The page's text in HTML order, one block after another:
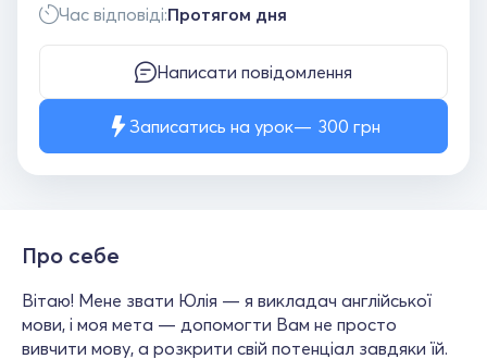
Час відповіді:Протягом дня
Написати повідомлення
Записатись на урок 300 грн
Про себе
Вітаю! Мене звати Юлія — я викладач англійської
мови, і моя мета — допомогти Вам не просто
вивчити мову, а розкрити свій потенціал завдяки їй.